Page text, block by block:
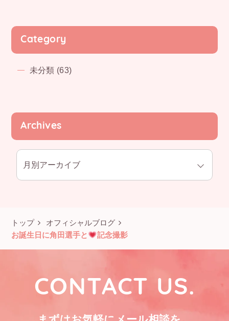
Category
未分類 (63)
Archives
トップ
オフィシャルブログ
お誕生日に角田選手と
記念撮影
CONTACT US.